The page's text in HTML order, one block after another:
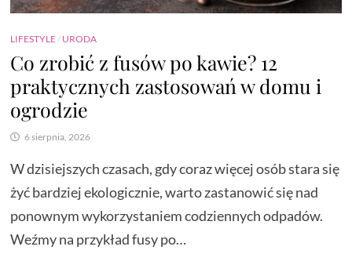
LIFESTYLE/ URODA
Co zrobić z fusów po kawie? 12
praktycznych zastosowań w domu i
ogrodzie
6 sierpnia, 2026
W dzisiejszych czasach, gdy coraz więcej osób stara się
żyć bardziej ekologicznie, warto zastanowić się nad
ponownym wykorzystaniem codziennych odpadów.
Weźmy na przykład fusy po…